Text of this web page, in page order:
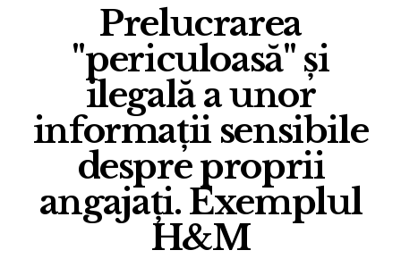
Prelucrarea
"periculoasă" și
ilegală a unor
informații sensibile
despre proprii
angajați. Exemplul
H&M